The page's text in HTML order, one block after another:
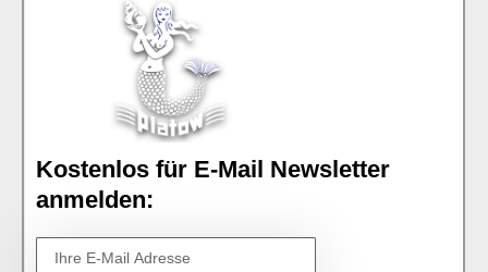
Kostenlos für E-Mail Newsletter
anmelden: